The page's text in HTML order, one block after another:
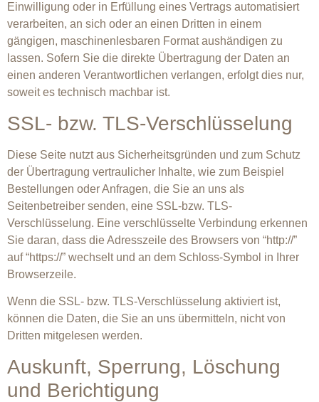
Einwilligung oder in Erfüllung eines Vertrags automatisiert
verarbeiten, an sich oder an einen Dritten in einem
gängigen, maschinenlesbaren Format aushändigen zu
lassen. Sofern Sie die direkte Übertragung der Daten an
einen anderen Verantwortlichen verlangen, erfolgt dies nur,
soweit es technisch machbar ist.
SSL- bzw. TLS-Verschlüsselung
Diese Seite nutzt aus Sicherheitsgründen und zum Schutz
der Übertragung vertraulicher Inhalte, wie zum Beispiel
Bestellungen oder Anfragen, die Sie an uns als
Seitenbetreiber senden, eine SSL-bzw. TLS-
Verschlüsselung. Eine verschlüsselte Verbindung erkennen
Sie daran, dass die Adresszeile des Browsers von “http://”
auf “https://” wechselt und an dem Schloss-Symbol in Ihrer
Browserzeile.
Wenn die SSL- bzw. TLS-Verschlüsselung aktiviert ist,
können die Daten, die Sie an uns übermitteln, nicht von
Dritten mitgelesen werden.
Auskunft, Sperrung, Löschung
und Berichtigung